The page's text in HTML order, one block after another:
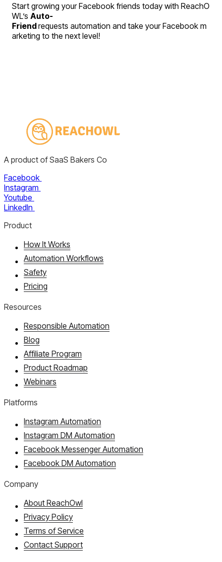
Start growing your Facebook friends today with ReachO
WL’s Auto-
Friend requests automation and take your Facebook m
arketing to the next level!
A product of SaaS Bakers Co
Facebook
Instagram
Youtube
LinkedIn
Product
How It Works
Automation Workflows
Safety
Pricing
Resources
Responsible Automation
Blog
Affiliate Program
Product Roadmap
Webinars
Platforms
Instagram Automation
Instagram DM Automation
Facebook Messenger Automation
Facebook DM Automation
Company
About ReachOwl
Privacy Policy
Terms of Service
Contact Support